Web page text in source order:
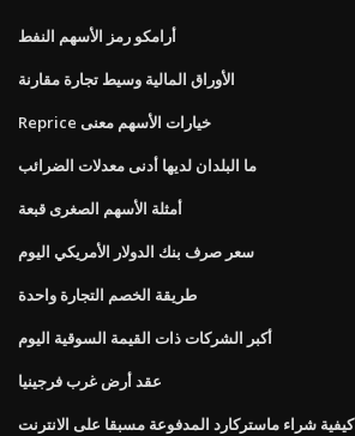
أرامكو رمز الأسهم النفط
الأوراق المالية وسيط تجارة مقارنة
Reprice خيارات الأسهم معنى
ما البلدان لديها أدنى معدلات الضرائب
أمثلة الأسهم الصغرى قبعة
سعر صرف بنك الدولار الأمريكي اليوم
طريقة الخصم التجارة واحدة
أكبر الشركات ذات القيمة السوقية اليوم
عقد أرض غرب فرجينيا
كيفية شراء ماستركارد المدفوعة مسبقا على الانترنت